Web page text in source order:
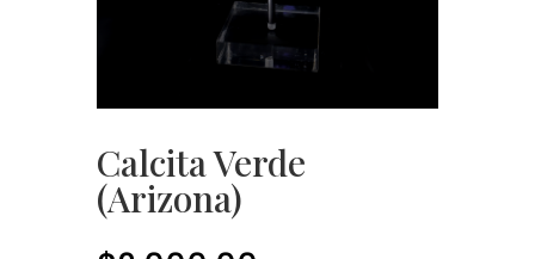
Calcita Verde
(Arizona)